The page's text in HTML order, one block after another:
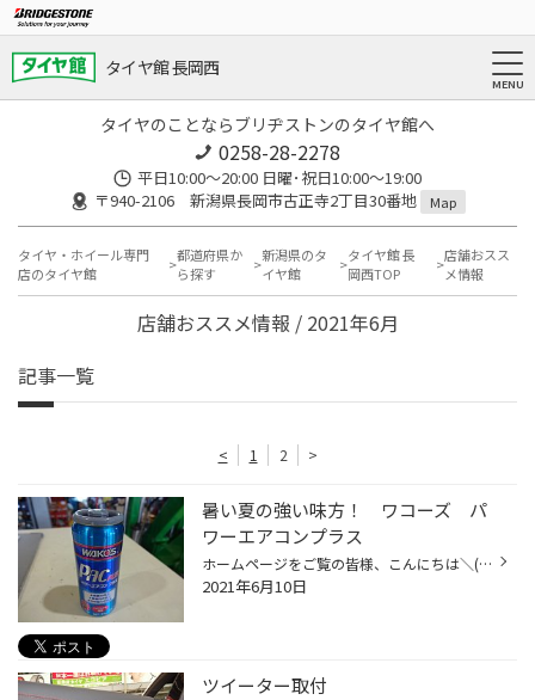
タイヤ館 長岡西
タイヤのことならブリヂストンのタイヤ館へ
0258-28-2278
平日10:00～20:00 日曜･祝日10:00～19:00
〒940-2106 新潟県長岡市古正寺2丁目30番地
Map
タイヤ・ホイール専門
店のタイヤ館
都道府県か
ら探す
新潟県のタ
イヤ館
タイヤ館 長
岡西TOP
店舗おスス
メ情報
店舗おススメ情報 / 2021年6月
記事一覧
< 1 2 >
暑い夏の強い味方！ ワコーズ パ
ワーエアコンプラス
ホームページをご覧の皆様、こんにちは＼(^_^ )( ^_^)／ これからどんどん暑い日が増えて来ますが、みなさまはこんな商品ご存知でしたか？ カーエアコンの冷房能力・燃費・静粛性の向上効果が期待でき、体感温度 約２℃ダウン可能。 さらに、パワーロスを低減してエアコンシステムの耐久性も向上でき...
2021年6月10日
ツイーター取付